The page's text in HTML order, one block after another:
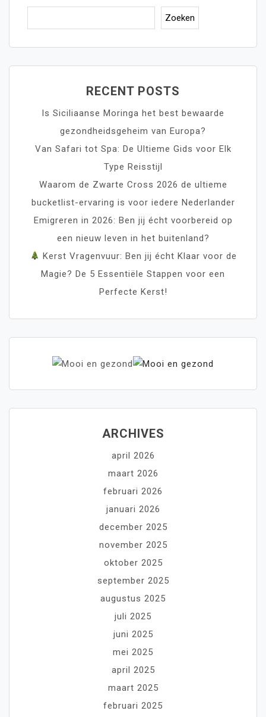
Zoeken
RECENT POSTS
Is Siciliaanse Moringa het best bewaarde
gezondheidsgeheim van Europa?
Van Safari tot Spa: De Ultieme Gids voor Elk
Type Reisstijl
Waarom de Zwarte Cross 2026 de ultieme
bucketlist-ervaring is voor iedere Nederlander
Emigreren in 2026: Ben jij écht voorbereid op
een nieuw leven in het buitenland?
Kerst Vragenvuur: Ben jij écht Klaar voor de
Magie? De 5 Essentiële Stappen voor een
Perfecte Kerst!
ARCHIVES
april 2026
maart 2026
februari 2026
januari 2026
december 2025
november 2025
oktober 2025
september 2025
augustus 2025
juli 2025
juni 2025
mei 2025
april 2025
maart 2025
februari 2025